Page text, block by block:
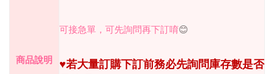
商品說明
可接急單，可先詢問再下訂唷😊
♥若大量訂購下訂前務必先詢問庫存數是否